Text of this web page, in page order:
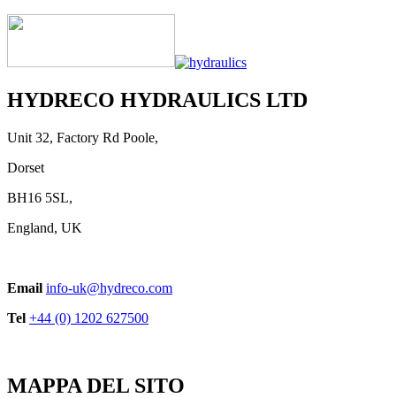
HYDRECO HYDRAULICS LTD
Unit 32, Factory Rd Poole,
Dorset
BH16 5SL,
England, UK
Email info-uk@hydreco.com
Tel +44 (0) 1202 627500
MAPPA DEL SITO